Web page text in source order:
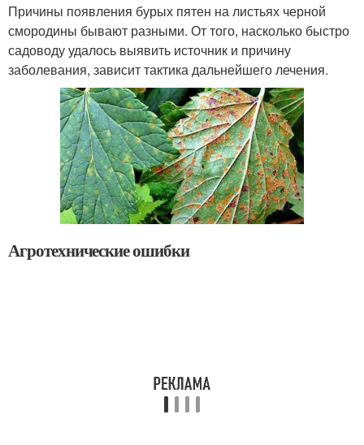
Причины появления бурых пятен на листьях черной
смородины бывают разными. От того, насколько быстро
садоводу удалось выявить источник и причину
заболевания, зависит тактика дальнейшего лечения.
Агротехнические ошибки